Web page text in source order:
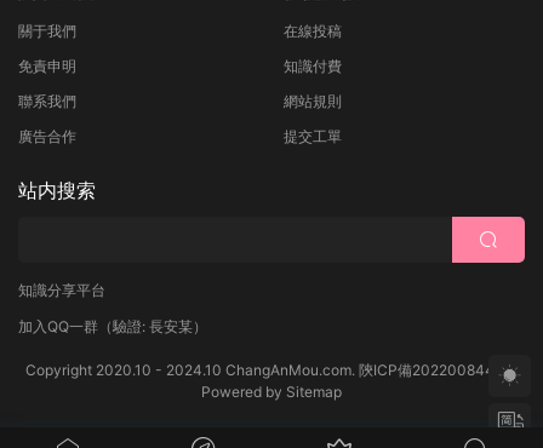
關于我們
免責申明
聯系我們
廣告合作
在線投稿
知識付費
網站規則
提交工單
站内搜索
知識分享平台
加入QQ一群 （驗證: 長安某）
Copyright 2020.10 - 2024.10 ChangAnMou.com. 陝ICP備2022008444号
Powered by Sitemap